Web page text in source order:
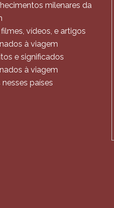
milenares da
vídeos, e artigos
à viagem
e significados
à viagem
nesses países